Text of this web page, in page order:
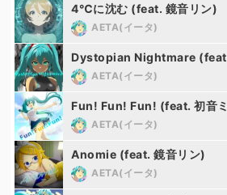
4℃に沈む (feat. 鏡音リン)
AETA(イータ)
AETA(イータ)
Fun! Fun! Fun! (feat. 初音
AETA(イータ)
Anomie (feat. 鏡音リン)
AETA(イータ)